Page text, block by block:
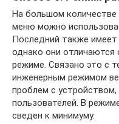
На большом количестве
меню можно
Последний также
однако они отличаются
режиме. Связано это с
инженерным режимом
проблем с
пользователей. В
сведен к минимуму.